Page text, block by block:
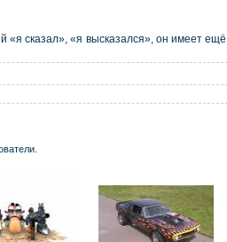
«я сказал», «я высказался», он имеет ещё